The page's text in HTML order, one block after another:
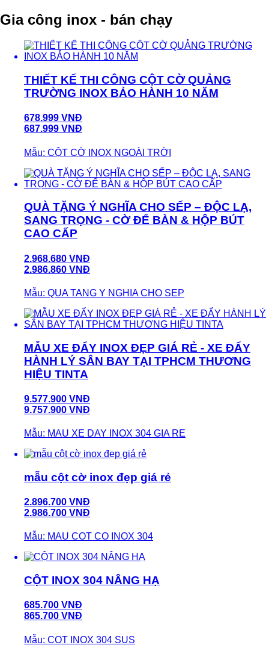
Gia công inox - bán chạy
THIẾT KẾ THI CÔNG CỘT CỜ QUẢNG
TRƯỜNG INOX BẢO HÀNH 10 NĂM
678.999 VNĐ
687.999 VNĐ
Mẫu: CỘT CỜ INOX NGOÀI TRỜI
QUÀ TẶNG Ý NGHĨA CHO SẾP – ĐỘC LẠ,
SANG TRỌNG - CỜ ĐỂ BÀN & HỘP BÚT
CAO CẤP
2.968.680 VNĐ
2.986.860 VNĐ
Mẫu: QUA TANG Y NGHIA CHO SEP
MẪU XE ĐẨY INOX ĐẸP GIÁ RẺ - XE ĐẨY
HÀNH LÝ SÂN BAY TẠI TPHCM THƯƠNG
HIỆU TINTA
9.577.900 VNĐ
9.757.900 VNĐ
Mẫu: MAU XE DAY INOX 304 GIA RE
mẫu cột cờ inox đẹp giá rẻ
2.896.700 VNĐ
2.986.700 VNĐ
Mẫu: MAU COT CO INOX 304
CỘT INOX 304 NÂNG HẠ
685.700 VNĐ
865.700 VNĐ
Mẫu: COT INOX 304 SUS